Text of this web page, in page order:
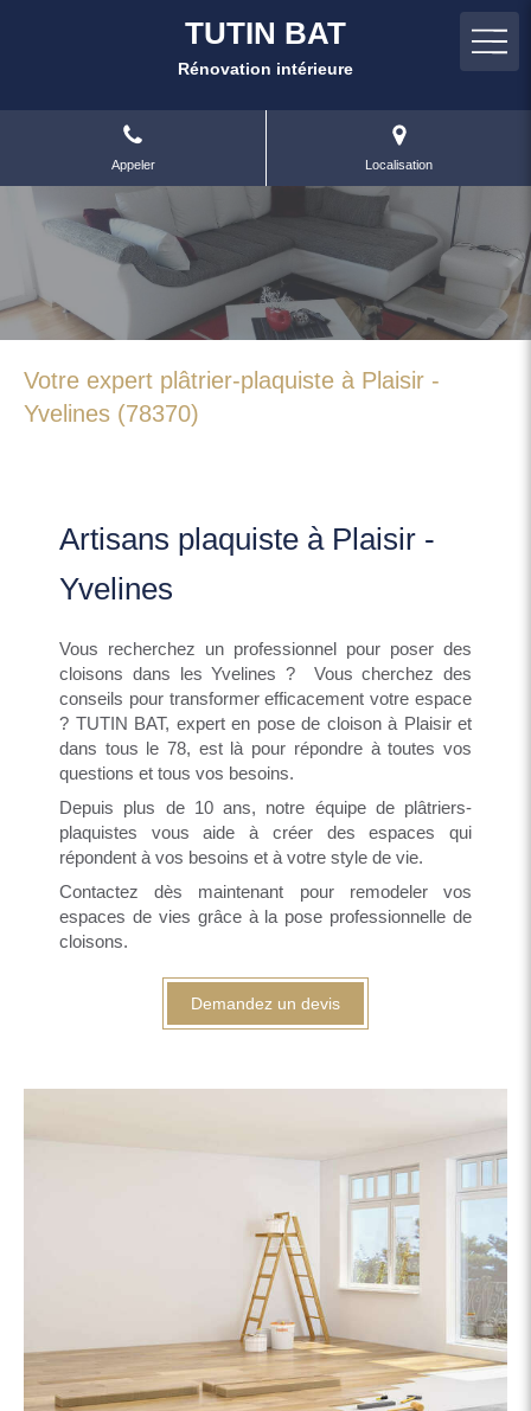
TUTIN BAT
Rénovation intérieure
Appeler Localisation
Votre expert plâtrier-plaquiste à Plaisir -
Yvelines (78370)
Artisans plaquiste à Plaisir -
Yvelines
Vous recherchez un professionnel pour poser des
cloisons dans les Yvelines ? Vous cherchez des
conseils pour transformer efficacement votre espace
? TUTIN BAT, expert en pose de cloison à Plaisir et
dans tous le 78, est là pour répondre à toutes vos
questions et tous vos besoins.
Depuis plus de 10 ans, notre équipe de plâtriers-
plaquistes vous aide à créer des espaces qui
répondent à vos besoins et à votre style de vie.
Contactez dès maintenant pour remodeler vos
espaces de vies grâce à la pose professionnelle de
cloisons.
Demandez un devis